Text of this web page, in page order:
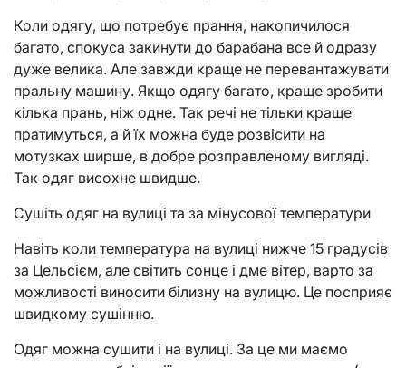
Коли одягу, що потребує прання, накопичилося
багато, спокуса закинути до барабана все й одразу
дуже велика. Але завжди краще не перевантажувати
пральну машину. Якщо одягу багато, краще зробити
кілька прань, ніж одне. Так речі не тільки краще
пратимуться, а й їх можна буде розвісити на
мотузках ширше, в добре розправленому вигляді.
Так одяг висохне швидше.
Сушіть одяг на вулиці та за мінусової температури
Навіть коли температура на вулиці нижче 15 градусів
за Цельсієм, але світить сонце і дме вітер, варто за
можливості виносити білизну на вулицю. Це посприяє
швидкому сушінню.
Одяг можна сушити і на вулиці. За це ми маємо